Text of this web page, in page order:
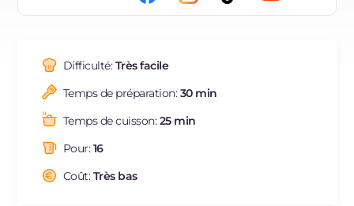
ES
BR
NL
Difficulté:Très facile
Temps de préparation:30 min
Temps de cuisson:25 min
Pour:16
Coût:Très bas